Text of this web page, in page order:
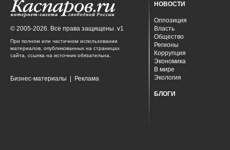
© 2005-2026. Все права защищены. v1
При полном или частичном использовании
материалов, опубликованных на страницах
сайта, ссылка на источник обязательна.
Бизнес-материалы Реклама
НОВОСТИ
Оппозиция
Власть
Общество
Регионы
Коррупция
Экономика
В мире
Экология
БЛОГИ